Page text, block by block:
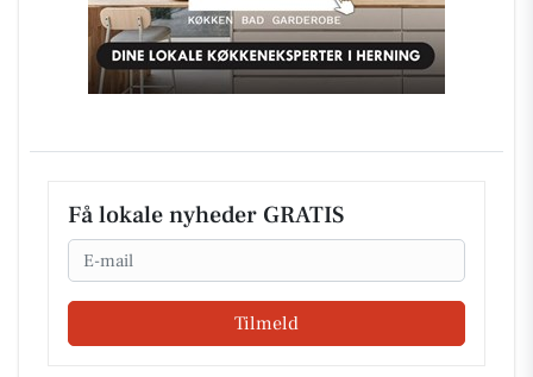
Få lokale nyheder GRATIS
Email
Tilmeld